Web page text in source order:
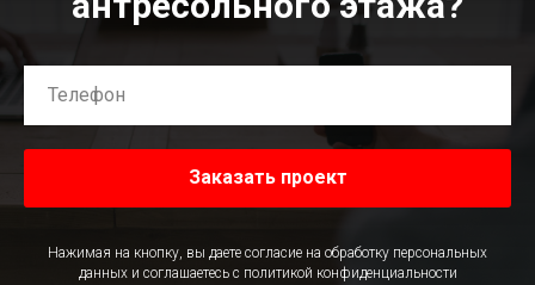
Заказать проект
Нажимая на кнопку, вы даете согласие на обработку персональных
данных и соглашаетесь c политикой конфиденциальности